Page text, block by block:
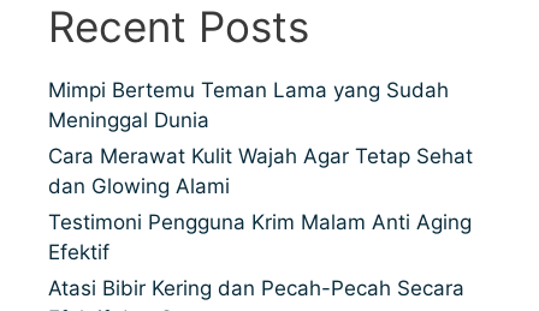
Recent Posts
Mimpi Bertemu Teman Lama yang Sudah
Meninggal Dunia
Cara Merawat Kulit Wajah Agar Tetap Sehat
dan Glowing Alami
Testimoni Pengguna Krim Malam Anti Aging
Efektif
Atasi Bibir Kering dan Pecah-Pecah Secara